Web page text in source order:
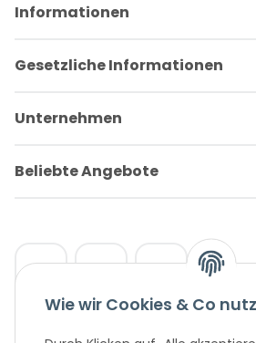
Informationen
Gesetzliche Informationen
Unternehmen
Beliebte Angebote
* Alle Preisangaben in Euro, inklusive
Wie wir Cookies & Co